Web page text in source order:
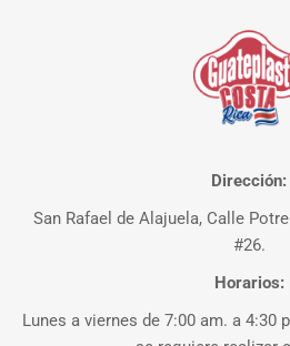
Dirección:
San Rafael de Alajuela, Calle
#26.
Horarios:
Lunes a viernes de 7:00 am. a 4:30